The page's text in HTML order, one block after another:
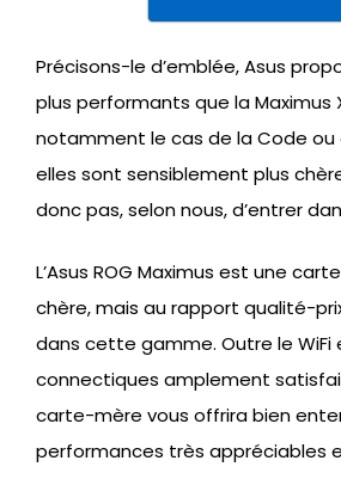
Précisons-le d’emblée, Asus
plus performants que la Maximus
notamment le cas de la Code ou
elles sont sensiblement plus
donc pas, selon nous, d’entrer
L’Asus ROG Maximus est une
chère, mais au rapport qualité-
dans cette gamme. Outre le WiFi
connectiques amplement
carte-mère vous offrira bien
performances très appréciables